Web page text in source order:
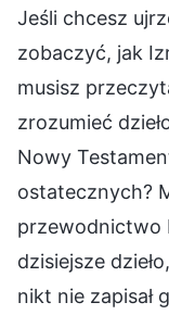
Jeśli chcesz
zobaczyć, jak
musisz
zrozumieć
Nowy
ostatecznych?
przewodnictwo
dzisiejsze
nikt nie zapisał